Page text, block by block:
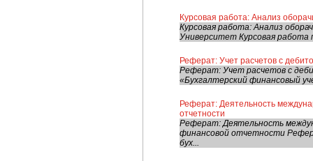
Курсовая работа: Анализ
Курсовая работа: Анализ
Университет Курсовая работа
Реферат: Учет расчетов с
Реферат: Учет расчетов с
«Бухгалтерский финансовый
Реферат: Деятельность
отчетности
Реферат: Деятельность
финансовой отчетности
бух...